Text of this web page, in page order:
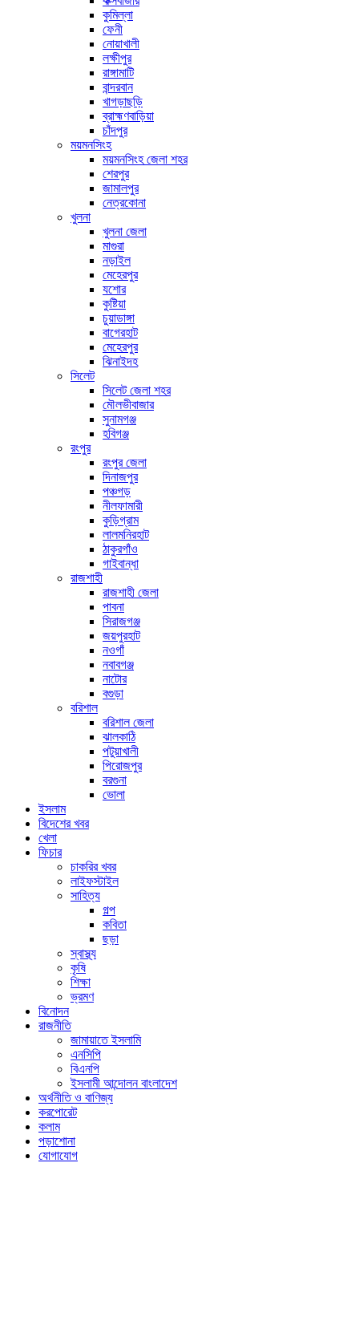
কুমিল্লা
ফেনী
নোয়াখালী
লক্ষীপুর
রাঙ্গামাটি
বান্দরবান
খাগড়াছড়ি
ব্রাহ্মণবাড়িয়া
চাঁদপুর
ময়মনসিংহ
ময়মনসিংহ জেলা শহর
শেরপুর
জামালপুর
নেত্রকোনা
খুলনা
খুলনা জেলা
মাগুরা
নড়াইল
মেহেরপুর
যশোর
কুষ্টিয়া
চুয়াডাঙ্গা
বাগেরহাট
মেহেরপুর
ঝিনাইদহ
সিলেট
সিলেট জেলা শহর
মৌলভীবাজার
সুনামগঞ্জ
হবিগঞ্জ
রংপুর
রংপুর জেলা
দিনাজপুর
পঞ্চগড়
নীলফামারী
কুড়িগ্রাম
লালমনিরহাট
ঠাকুরগাঁও
গাইবান্ধা
রাজশাহী
রাজশাহী জেলা
পাবনা
সিরাজগঞ্জ
জয়পুরহাট
নওগাঁ
নবাবগঞ্জ
নাটোর
বগুড়া
বরিশাল
বরিশাল জেলা
ঝালকাঠি
পটুয়াখালী
পিরোজপুর
বরগুনা
ভোলা
ইসলাম
বিদেশের খবর
খেলা
ফিচার
চাকরির খবর
লাইফস্টাইল
সাহিত্য
গল্প
কবিতা
ছড়া
স্বাস্থ্য
কৃষি
শিক্ষা
ভ্রমণ
বিনোদন
রাজনীতি
জামায়াতে ইসলামি
এনসিপি
বিএনপি
ইসলামী আন্দোলন বাংলাদেশ
অর্থনীতি ও বাণিজ্য
করপোরেট
কলাম
পড়াশোনা
যোগাযোগ